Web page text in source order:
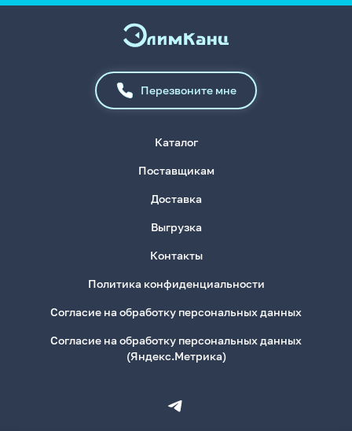
Перезвоните мне
Каталог
Поставщикам
Доставка
Выгрузка
Контакты
Политика конфиденциальности
Согласие на обработку персональных данных
Согласие на обработку персональных данных
(Яндекс.Метрика)